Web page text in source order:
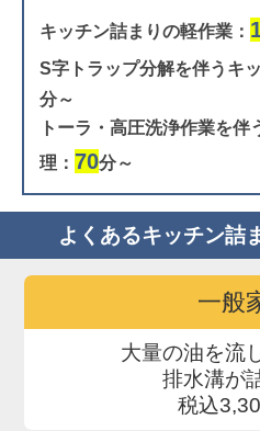
キッチン詰まりの軽作業：
S字トラップ分解を伴うキ
分～
トーラ・高圧洗浄作業を伴
理： 70分～
よくあるキッチン詰
一般
大量の油を流
排水溝が
税込